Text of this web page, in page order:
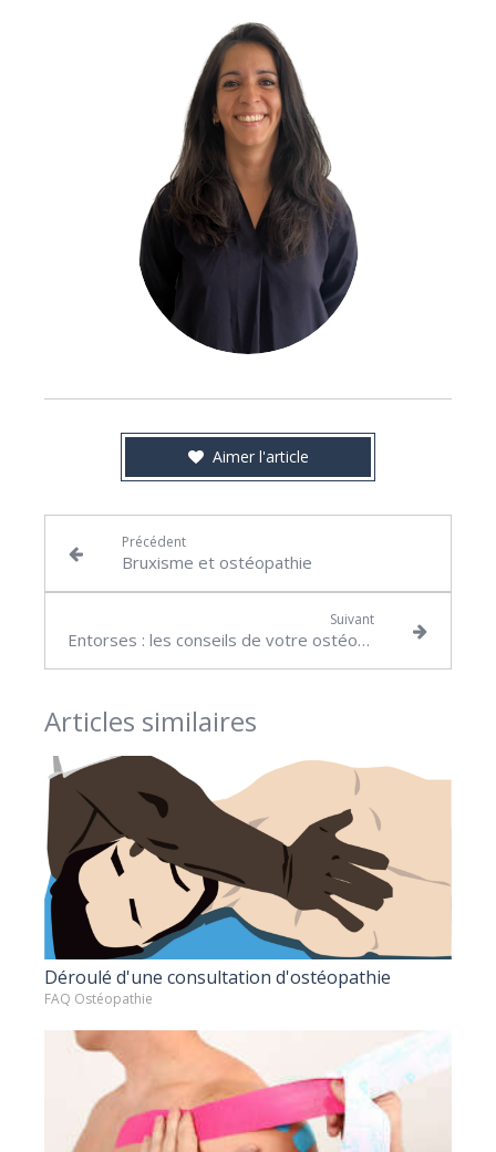
Aimer l'article
Précédent
Bruxisme et ostéopathie
Suivant
Entorses : les conseils de votre ostéopathe
Articles similaires
Déroulé d'une consultation d'ostéopathie
FAQ Ostéopathie